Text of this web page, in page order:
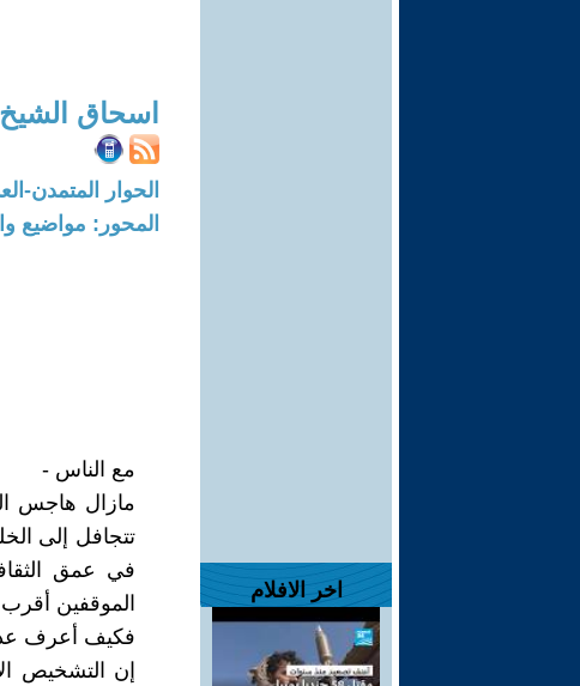
اخر الافلام
اسحاق
الحوار المتمدن-العدد: 3224 - 2010 / 12 /
المحور: مواضيع
مع الناس -
مازال هاجس
تتجافل إلى
في عمق
الموقفين
فكيف أعرف
إن التشخيص